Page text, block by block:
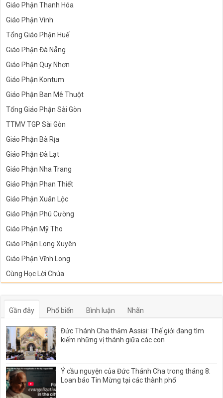
Giáo Phận Thanh Hóa
Giáo Phận Vinh
Tổng Giáo Phận Huế
Giáo Phận Đà Nẵng
Giáo Phận Quy Nhơn
Giáo Phận Kontum
Giáo Phận Ban Mê Thuột
Tổng Giáo Phận Sài Gòn
TTMV TGP Sài Gòn
Giáo Phận Bà Rịa
Giáo Phận Đà Lạt
Giáo Phận Nha Trang
Giáo Phận Phan Thiết
Giáo Phận Xuân Lộc
Giáo Phận Phú Cường
Giáo Phận Mỹ Tho
Giáo Phận Long Xuyên
Giáo Phận Vĩnh Long
Cùng Học Lời Chúa
Gần đây Phổ biến Bình luận Nhãn
Đức Thánh Cha thăm Assisi: Thế giới đang tìm
kiếm những vị thánh giữa các con
Ý cầu nguyện của Đức Thánh Cha trong tháng 8:
Loan báo Tin Mừng tại các thành phố